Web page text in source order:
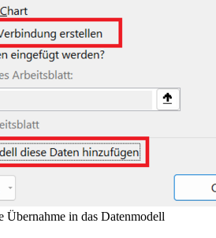
Übernahme in das Datenmodell